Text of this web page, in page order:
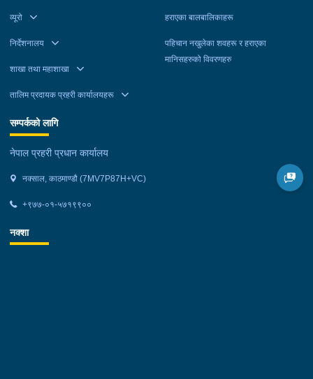
व्यूरो
निर्देशनालय
शाखा तथा महाशाखा
तालिम प्रदायक प्रहरी कार्यालयहरू
हराएका बालबालिकाहरू
पहिचान नखुलेका शवहरू र हराएका
मानिसहरुको विवरणहरु
सम्पर्कको लागि
नेपाल प्रहरी प्रधान कार्यालय
नक्साल, काठमाण्डौ (7MV7P87H+VC)
+९७७-०१-५७१९९००
नक्शा